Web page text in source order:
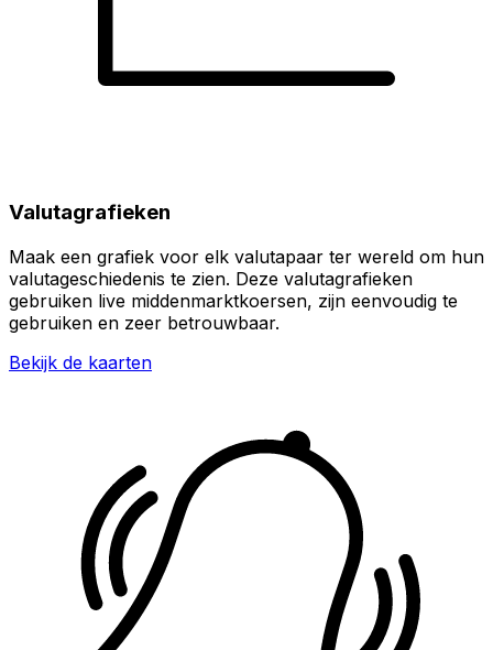
Valutagrafieken
Maak een grafiek voor elk valutapaar ter wereld om hun
valutageschiedenis te zien. Deze valutagrafieken
gebruiken live middenmarktkoersen, zijn eenvoudig te
gebruiken en zeer betrouwbaar.
Bekijk de kaarten